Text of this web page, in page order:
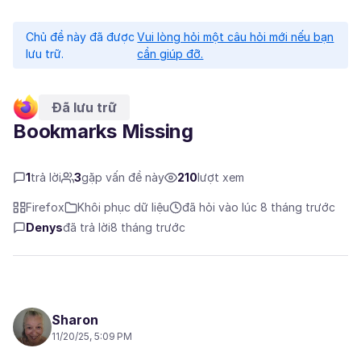
Chủ đề này đã được
lưu trữ.
Vui lòng hỏi một câu hỏi mới nếu bạn
cần giúp đỡ.
Đã lưu trữ
Bookmarks Missing
1trả lời 3gặp vấn đề này 210lượt xem
Firefox Khôi phục dữ liệu
đã hỏi vào lúc 8 tháng trước
Denysđã trả lời8 tháng trước
Sharon
11/20/25, 5:09 PM